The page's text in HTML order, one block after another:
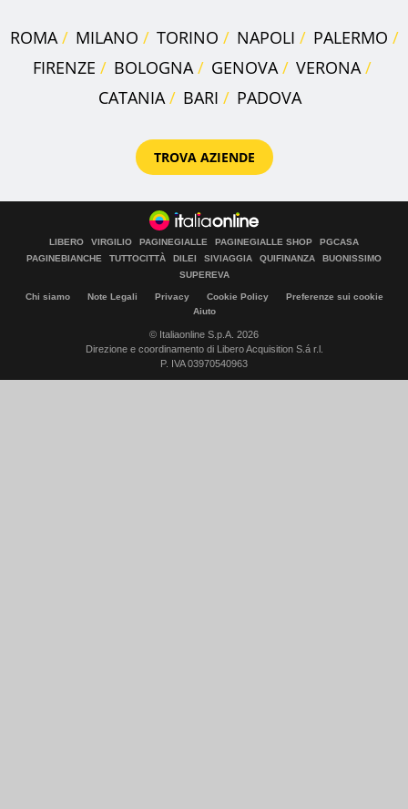
ROMA MILANO TORINO NAPOLI
PALERMO
FIRENZE
BOLOGNA GENOVA
VERONA
CATANIA
BARI PADOVA
TROVA AZIENDE
LIBERO VIRGILIO PAGINEGIALLE PAGINEGIALLE SHOP
PGCASA
PAGINEBIANCHE
TUTTOCITTÀ DILEI SIVIAGGIA QUIFINANZA
BUONISSIMO
SUPEREVA
Chi siamo Note Legali Privacy Cookie Policy
Preferenze sui cookie
Aiuto
© Italiaonline S.p.A. 2026
Direzione e coordinamento di Libero Acquisition S.á r.l.
P. IVA 03970540963